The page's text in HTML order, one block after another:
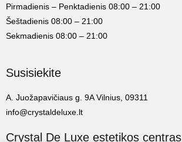
Pirmadienis – Penktadienis 08:00 – 21:00
Šeštadienis 08:00 – 21:00
Sekmadienis 08:00 – 21:00
Susisiekite
A. Juožapavičiaus g. 9A Vilnius, 09311
info@crystaldeluxe.lt
Crystal De Luxe estetikos centras